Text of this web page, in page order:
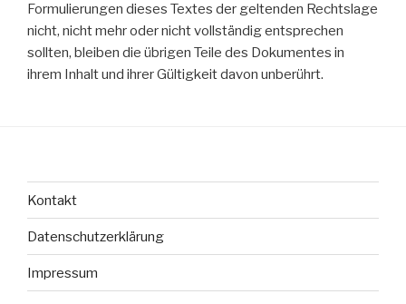
Formulierungen dieses Textes der geltenden Rechtslage
nicht, nicht mehr oder nicht vollständig entsprechen
sollten, bleiben die übrigen Teile des Dokumentes in
ihrem Inhalt und ihrer Gültigkeit davon unberührt.
Kontakt
Datenschutzerklärung
Impressum